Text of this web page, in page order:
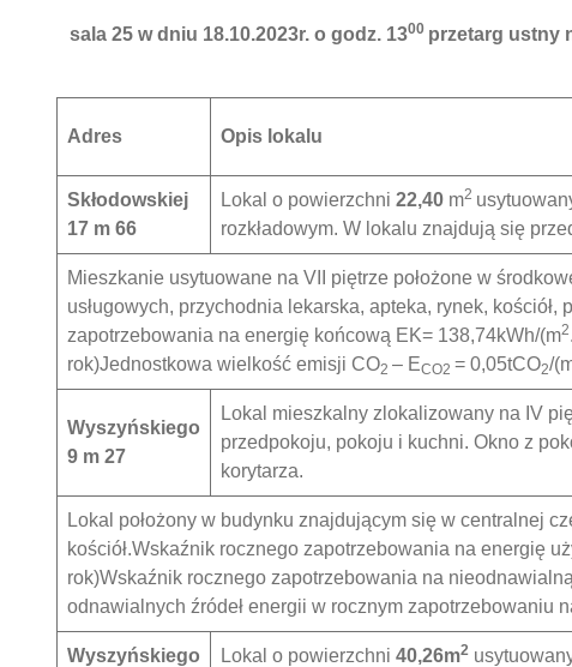
sala 25 w dniu 18.10.2023r. o godz. 1300 przetarg ustny
Adres Opis lokalu
Skłodowskiej
17 m 66
Lokal o powierzchni 22,40 m2
rozkładowym. W lokalu znajdują się
Mieszkanie usytuowane na VII piętrze położone w
usługowych, przychodnia lekarska, apteka, rynek,
zapotrzebowania na energię końcową EK= 138,74kWh/(m2
rok)Jednostkowa wielkość emisji CO2 – ECO2 = 0,05tCO2/
Wyszyńskiego
9 m 27
Lokal mieszkalny zlokalizowany na IV
przedpokoju, pokoju i kuchni. Okno z
korytarza.
Lokal położony w budynku znajdującym się w centralnej
kościół.Wskaźnik rocznego zapotrzebowania na energię
rok)Wskaźnik rocznego zapotrzebowania na
odnawialnych źródeł energii w rocznym zapotrzebowaniu
Wyszyńskiego
Lokal o powierzchni 40,26m2